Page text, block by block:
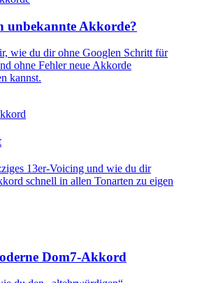
unbekannte Akkorde?
wie du dir ohne Googlen Schritt für
ohne Fehler neue Akkorde
kannst.
13er-Voicing und wie du dir
schnell in allen Tonarten zu eigen
Dom7-Akkord